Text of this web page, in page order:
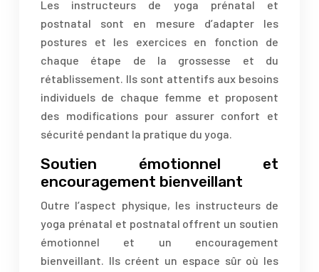
Les instructeurs de yoga prénatal et
postnatal sont en mesure d’adapter les
postures et les exercices en fonction de
chaque étape de la grossesse et du
rétablissement. Ils sont attentifs aux besoins
individuels de chaque femme et proposent
des modifications pour assurer confort et
sécurité pendant la pratique du yoga.
Soutien émotionnel et
encouragement bienveillant
Outre l’aspect physique, les instructeurs de
yoga prénatal et postnatal offrent un soutien
émotionnel et un encouragement
bienveillant. Ils créent un espace sûr où les